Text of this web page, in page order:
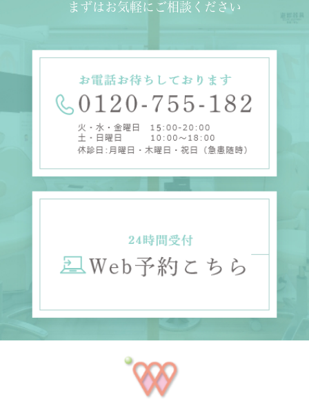
まずはお気軽にご相談ください